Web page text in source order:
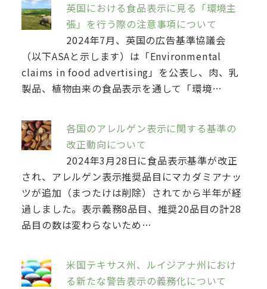
英国における食品表示に見る「環境主
張」を行う際の注意事項について
2024年7月、英国の広告基準協議会
（以下ASAと示します）は「Environmental
claims in food advertising」を公表し、肉、乳
製品、植物由来の食品表示を通して「環境…
各国のアレルゲン表示に関する基準の
改正動向について
2024年3月28日に食品表示基準が改正
され、アレルゲン表示推奨品目にマカダミアナッ
ツが追加（まつたけは削除）されてから半年が経
過しました。表示義務8品目、推奨20品目の計28
品目の数は変わらないため…
米国テキサス州、ルイジアナ州におけ
る新たな警告表示の義務化について